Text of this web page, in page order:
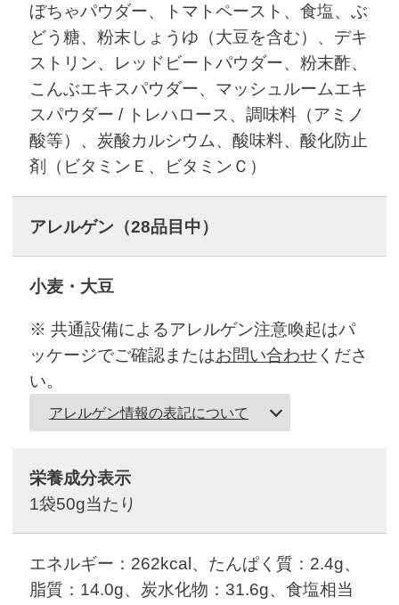
ぼちゃパウダー、トマトペースト、食塩、ぶ
どう糖、粉末しょうゆ（大豆を含む）、デキ
ストリン、レッドビートパウダー、粉末酢、
こんぶエキスパウダー、マッシュルームエキ
スパウダー / トレハロース、調味料（アミノ
酸等）、炭酸カルシウム、酸味料、酸化防止
剤（ビタミンＥ、ビタミンＣ）
アレルゲン （28品目中）
小麦・大豆
※ 共通設備によるアレルゲン注意喚起はパ
ッケージでご確認またはお問い合わせ くださ
い。
アレルゲン情報の表記について
栄養成分表示
1袋50g当たり
エネルギー：262kcal、たんぱく質：2.4g、
脂質：14.0g、炭水化物：31.6g、食塩相当